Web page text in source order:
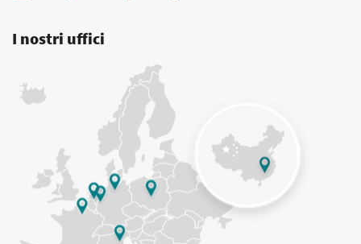
I nostri uffici